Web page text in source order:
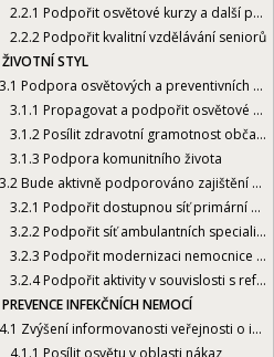
2.2.1 Podpořit osvětové kurzy a další preventivní a podpůrné aktivity pro seniory
2.2.2 Podpořit kvalitní vzdělávání seniorů
ŽIVOTNÍ STYL
3.1 Podpora osvětových a preventivních aktivit životního stylu občanů
3.1.1 Propagovat a podpořit osvětové kampaně
3.1.2 Posílit zdravotní gramotnost občanů prostřednictvím vzdělávacích kampaní
3.1.3 Podpora komunitního života
3.2 Bude aktivně podporováno zajištění dostupné zdravotní péče pro občany Hodonína
3.2.1 Podpořit dostupnou síť primární zdravotní péče v Hodoníně
3.2.2 Podpořit síť ambulantních specialistů v Hodoníně
3.2.3 Podpořit modernizaci nemocnice v Hodoníně
3.2.4Podpořit aktivity v souvislosti s reformou psychiatrické péče
PREVENCE INFEKČNÍCH NEMOCÍ
4.1 Zvýšení informovanosti veřejnosti o infekčních chorobách, způsobu jejich šíření a o prevenci